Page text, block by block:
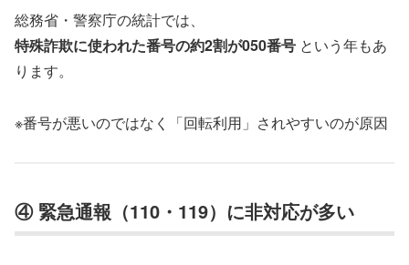
総務省・警察庁の統計では、
特殊詐欺に使われた番号の約2割が050番号 という年もあ
ります。
※番号が悪いのではなく「回転利用」されやすいのが原因
④ 緊急通報（110・119）に非対応が多い